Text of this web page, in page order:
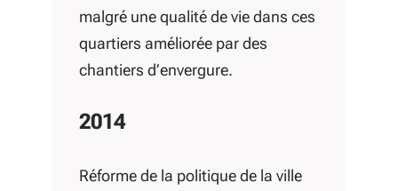
malgré une qualité de vie dans ces
quartiers améliorée par des
chantiers d’envergure.
2014
Réforme de la politique de la ville